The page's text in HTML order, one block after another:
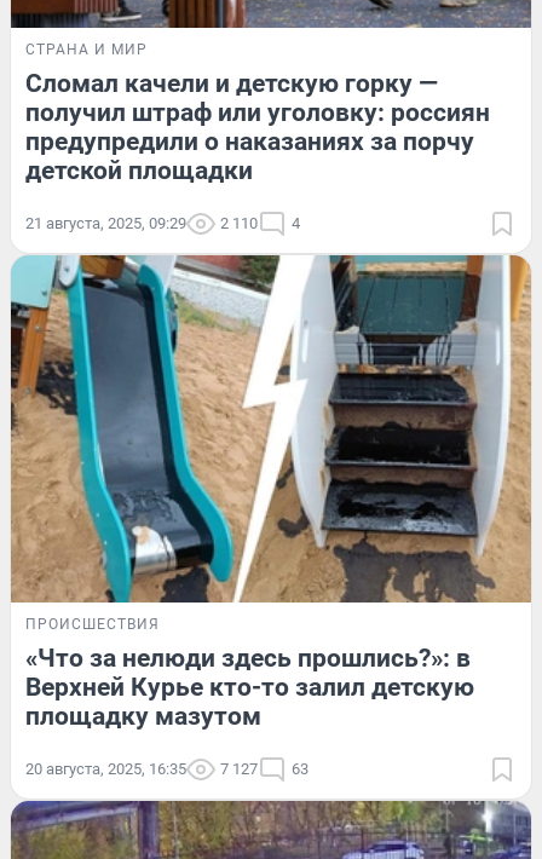
СТРАНА И МИР
Сломал качели и детскую горку —
получил штраф или уголовку: россиян
предупредили о наказаниях за порчу
детской площадки
21 августа, 2025, 09:29 2 110 4
ПРОИСШЕСТВИЯ
«Что за нелюди здесь прошлись?»: в
Верхней Курье кто-то залил детскую
площадку мазутом
20 августа, 2025, 16:35 7 127 63